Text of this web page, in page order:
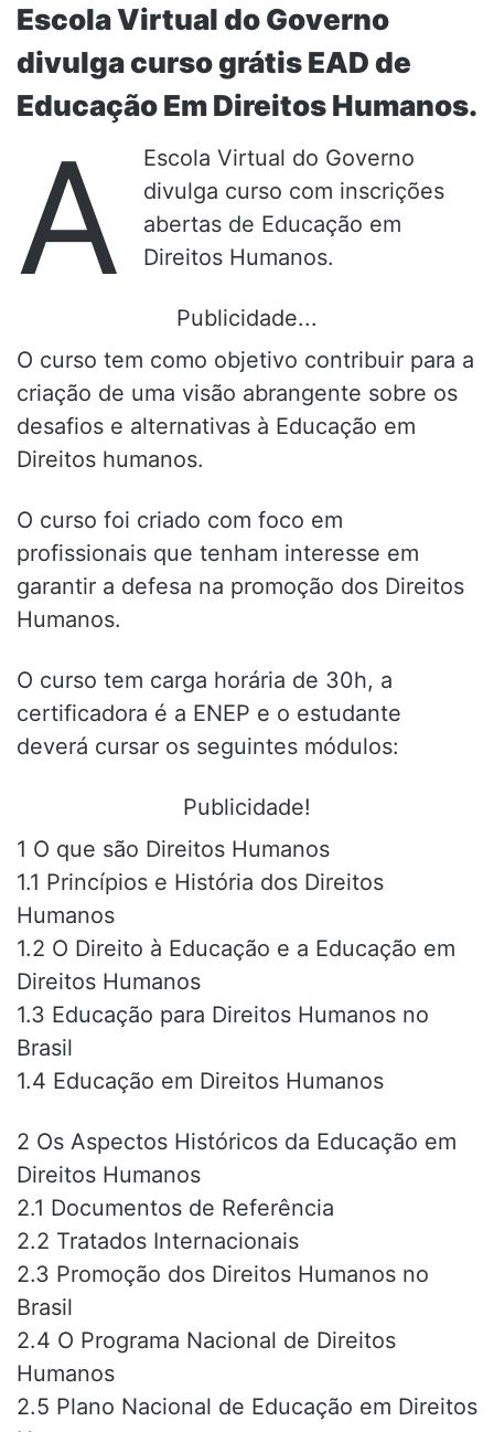
Escola Virtual do Governo
divulga curso grátis EAD de
Educação Em Direitos Humanos.
A
Escola Virtual do Governo
divulga curso com inscrições
abertas de Educação em
Direitos Humanos.
Publicidade...
O curso tem como objetivo contribuir para a
criação de uma visão abrangente sobre os
desafios e alternativas à Educação em
Direitos humanos.
O curso foi criado com foco em
profissionais que tenham interesse em
garantir a defesa na promoção dos Direitos
Humanos.
O curso tem carga horária de 30h, a
certificadora é a ENEP e o estudante
deverá cursar os seguintes módulos:
Publicidade!
1 O que são Direitos Humanos
1.1 Princípios e História dos Direitos
Humanos
1.2 O Direito à Educação e a Educação em
Direitos Humanos
1.3 Educação para Direitos Humanos no
Brasil
1.4 Educação em Direitos Humanos
2 Os Aspectos Históricos da Educação em
Direitos Humanos
2.1 Documentos de Referência
2.2 Tratados Internacionais
2.3 Promoção dos Direitos Humanos no
Brasil
2.4 O Programa Nacional de Direitos
Humanos
2.5 Plano Nacional de Educação em Direitos